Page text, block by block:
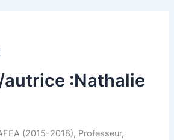
autrice :Nathalie
(2015-2018), Professeur,